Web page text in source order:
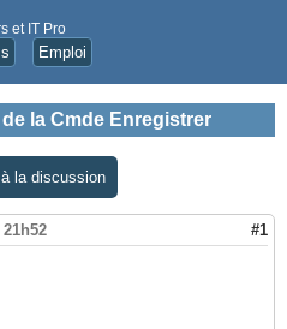
et IT Pro
Emploi
la Cmde Enregistrer
à la discussion
21h52 #1